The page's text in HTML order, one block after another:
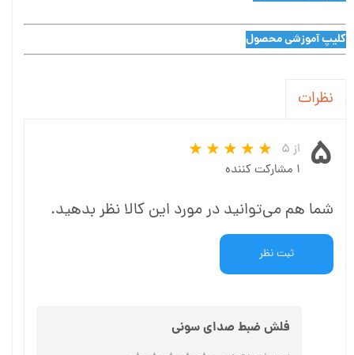
کلیپ آموزشی محصول
نظرات
۵ از ۵
۱ مشارکت کننده
شما هم می‌توانید در مورد این کالا نظر بدهید.
ثبت نظر
فلش ضبط صدای سونی